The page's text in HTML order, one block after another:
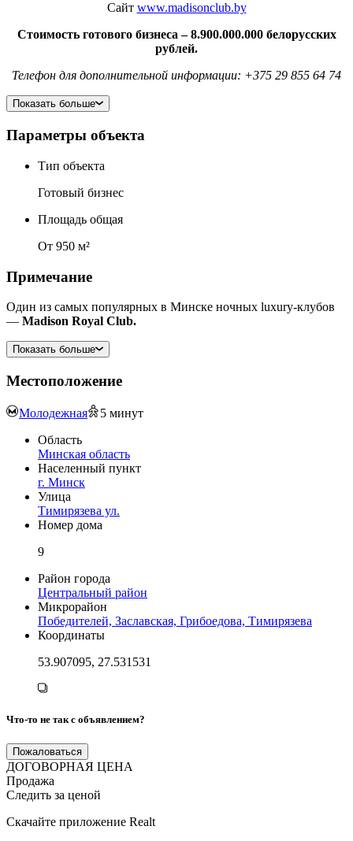
Сайт www.madisonclub.by
Стоимость готового бизнеса – 8.900.000.000 белорусских
рублей.
Телефон для дополнительной информации: +375 29 855 64 74
Показать больше
Параметры объекта
Тип объекта
Готовый бизнес
Площадь общая
От 950 м²
Примечание
Один из самых популярных в Минске ночных luxury-клубов
— Madison Royal Club.
Показать больше
Местоположение
Молодежная 5 минут
Область
Минская область
Населенный пункт
г. Минск
Улица
Тимирязева ул.
Номер дома
9
Район города
Центральный район
Микрорайон
Победителей, Заславская, Грибоедова, Тимирязева
Координаты
53.907095, 27.531531
Что-то не так с объявлением?
Пожаловаться
ДОГОВОРНАЯ ЦЕНА
Продажа
Следить за ценой
Скачайте приложение Realt